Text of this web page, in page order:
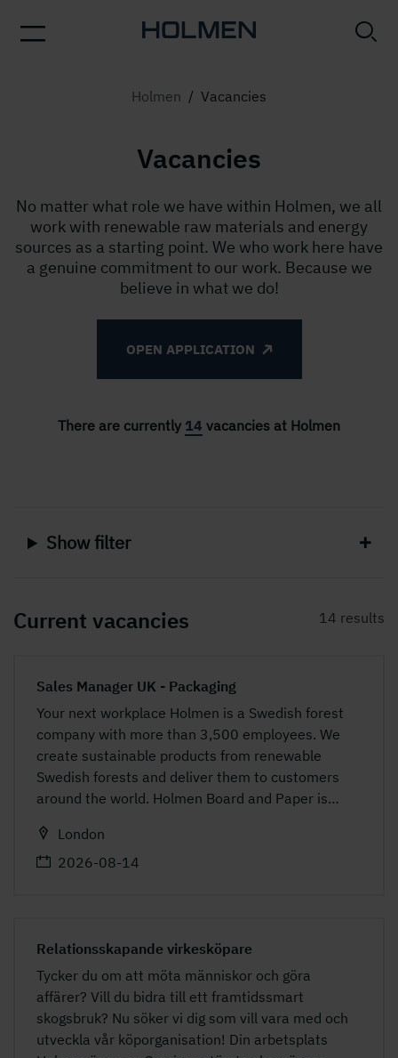
Holmen / Vacancies
Vacancies
No matter what role we have within Holmen, we all
work with renewable raw materials and energy
sources as a starting point. We who work here have
a genuine commitment to our work. Because we
believe in what we do!
OPEN APPLICATION
There are currently 14 vacancies at Holmen
Show filter
Current vacancies 14 results
Sales Manager UK - Packaging
Your next workplace Holmen is a Swedish forest
company with more than 3,500 employees. We
create sustainable products from renewable
Swedish forests and deliver them to customers
around the world. Holmen Board and Paper is…
London
2026-08-14
Relationsskapande virkesköpare
Tycker du om att möta människor och göra
affärer? Vill du bidra till ett framtidssmart
skogsbruk? Nu söker vi dig som vill vara med och
utveckla vår köporganisation! Din arbetsplats